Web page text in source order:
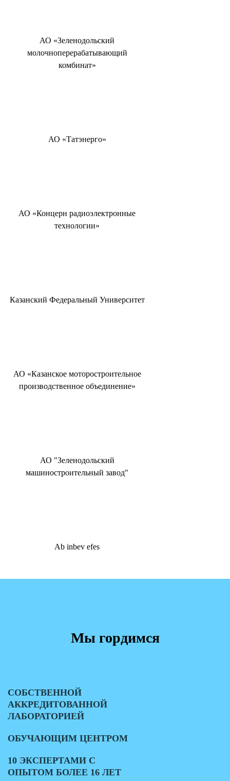
АО «Зеленодольский
молочноперерабатывающий
комбинат»
АО «Татэнерго»
АО «Концерн радиоэлектронные
технологии»
Казанский Федеральный Университет
АО «Казанское моторостроительное
производственное объединение»
АО "Зеленодольский
машиностроительный завод"
Ab inbev efes
Мы гордимся
СОБСТВЕННОЙ
АККРЕДИТОВАННОЙ
ЛАБОРАТОРИЕЙ
ОБУЧАЮЩИМ ЦЕНТРОМ
10 ЭКСПЕРТАМИ С
ОПЫТОМ БОЛЕЕ 16 ЛЕТ